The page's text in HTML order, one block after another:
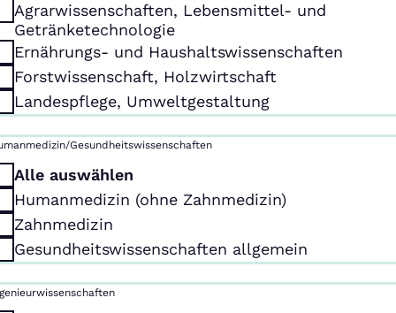
Agrarwissenschaften, Lebensmittel- und
Getränketechnologie
Ernährungs- und Haushaltswissenschaften
Forstwissenschaft, Holzwirtschaft
Landespflege, Umweltgestaltung
Gesundheitswissenschaften
Alle auswählen
Humanmedizin (ohne Zahnmedizin)
Zahnmedizin
Gesundheitswissenschaften allgemein